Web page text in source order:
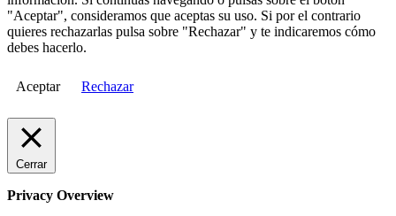
"Aceptar", consideramos que aceptas su uso. Si por el contrario
quieres rechazarlas pulsa sobre "Rechazar" y te indicaremos cómo
debes hacerlo.
Aceptar Rechazar
Cerrar
Privacy Overview